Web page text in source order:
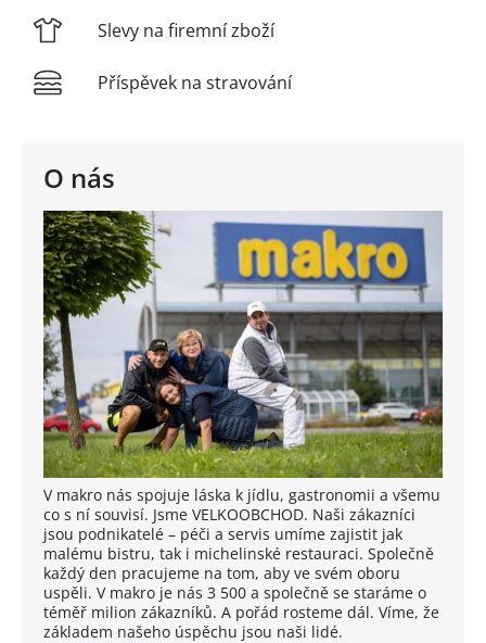
O nás
V makro nás spojuje láska k jídlu, gastronomii a všemu
co s ní souvisí. Jsme VELKOOBCHOD. Naši zákazníci
jsou podnikatelé – péči a servis umíme zajistit jak
malému bistru, tak i michelinské restauraci. Společně
každý den pracujeme na tom, aby ve svém oboru
uspěli. V makro je nás 3 500 a společně se staráme o
téměř milion zákazníků. A pořád rosteme dál. Víme, že
základem našeho úspěchu jsou naši lidé.
Slevy na firemní zboží
Příspěvek na stravování